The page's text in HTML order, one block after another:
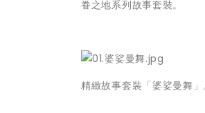
眷之地系列故事套裝。
精緻故事套裝「婆娑曼舞」